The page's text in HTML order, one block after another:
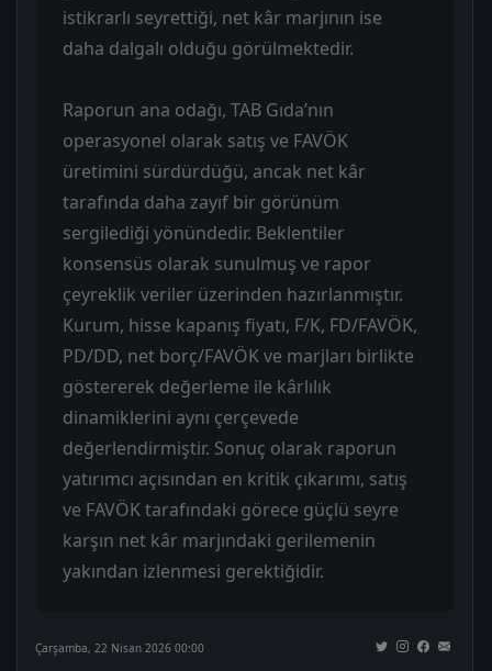
istikrarlı seyrettiği, net kâr marjının ise
daha dalgalı olduğu görülmektedir.
Raporun ana odağı, TAB Gıda’nın
operasyonel olarak satış ve FAVÖK
üretimini sürdürdüğü, ancak net kâr
tarafında daha zayıf bir görünüm
sergilediği yönündedir. Beklentiler
konsensüs olarak sunulmuş ve rapor
çeyreklik veriler üzerinden hazırlanmıştır.
Kurum, hisse kapanış fiyatı, F/K, FD/FAVÖK,
PD/DD, net borç/FAVÖK ve marjları birlikte
göstererek değerleme ile kârlılık
dinamiklerini aynı çerçevede
değerlendirmiştir. Sonuç olarak raporun
yatırımcı açısından en kritik çıkarımı, satış
ve FAVÖK tarafındaki görece güçlü seyre
karşın net kâr marjındaki gerilemenin
yakından izlenmesi gerektiğidir.
Çarşamba, 22 Nisan 2026 00:00